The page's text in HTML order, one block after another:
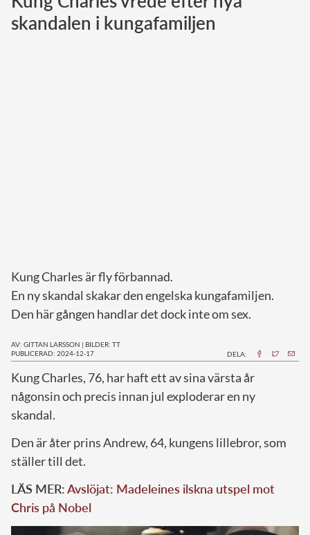
Norska kungahuset
skandalen i kungafamiljen
Kung Charles är fly förbannad.
En ny skandal skakar den engelska kungafamiljen.
Den här gången handlar det dock inte om sex.
AV: GITTAN LARSSON | BILDER: TT
PUBLICERAD: 2024-12-17
DELA:
Kung Charles, 76, har haft ett av sina värsta år
någonsin och precis innan jul exploderar en ny
skandal.
Den är åter prins Andrew, 64, kungens lillebror, som
ställer till det.
LÄS MER:Avslöjat: Madeleines ilskna utspel mot
Chris på Nobel